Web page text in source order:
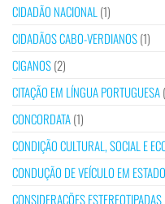
CIDADÃO NACIONAL (1)
CIDADÃOS CABO-VERDIANOS(1)
CIGANOS(2)
CITAÇÃO EM LÍNGUA PORTUGUESA
CONCORDATA(1)
CONDIÇÃO CULTURAL, SOCIAL E
CONDUÇÃO DE VEÍCULO EM
CONSIDERAÇÕES ESTEREOTIPADAS